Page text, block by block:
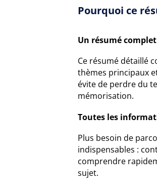
Pourquoi ce
Un résumé
Ce résumé détaillé
thèmes principaux
évite de perdre du
mémorisation.
Toutes les
Plus besoin de
indispensables :
comprendre
sujet.